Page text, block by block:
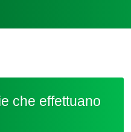
che effettuano